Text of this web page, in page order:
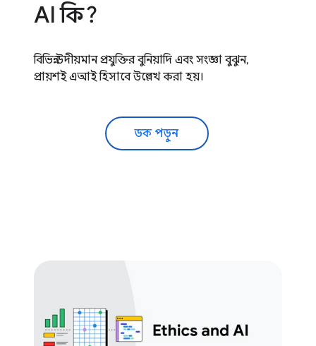
AI কি?
বিভিন্ন উদীয়মান প্রযুক্তির বুনিয়াদি এবং সংজ্ঞা বুঝুন,
প্রায়শই এআই হিসাবে উল্লেখ করা হয়।
ডক পড়ুন